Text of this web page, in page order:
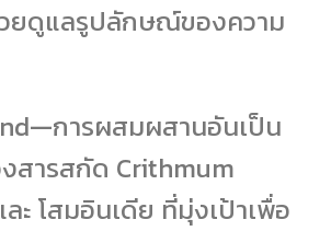
ยดูแลรูปลักษณ์ของความ
การผสมผสานอันเป็น
สารสกัด Crithmum
ะ โสมอินเดีย ที่มุ่งเป้าเพื่อ